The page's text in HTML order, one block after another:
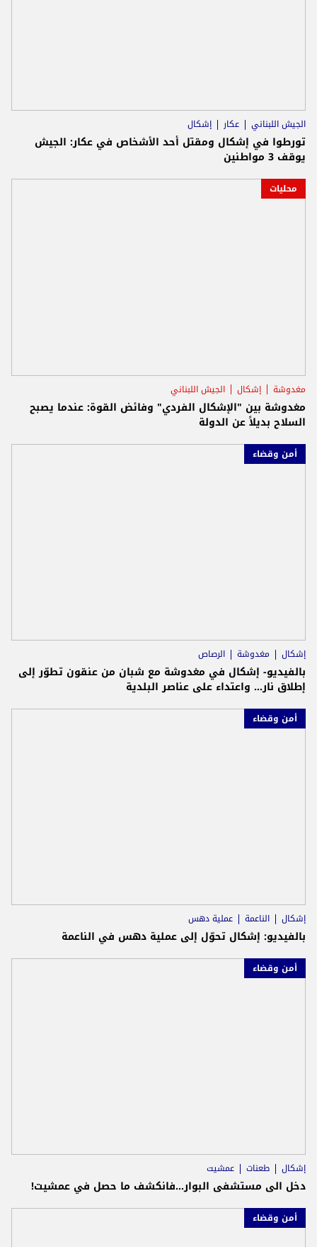
الجيش اللبناني عكار إشكال
تورطوا في إشكال ومقتل أحد الأشخاص في عكار: الجيش
يوقف 3 مواطنين
محليات
مغدوشة إشكال الجيش اللبناني
مغدوشة بين "الإشكال الفردي" وفائض القوة: عندما يصبح
السلاح بديلاً عن الدولة
أمن وقضاء
إشكال مغدوشة الرصاص
بالفيديو- إشكال في مغدوشة مع شبان من عنقون تطوّر إلى
إطلاق نار... واعتداء على عناصر البلدية
أمن وقضاء
إشكال الناعمة عملية دهس
بالفيديو: إشكال تحوّل إلى عملية دهس في الناعمة
أمن وقضاء
إشكال طعنات عمشيت
دخل الى مستشفى البوار...فانكشف ما حصل في عمشيت!
أمن وقضاء